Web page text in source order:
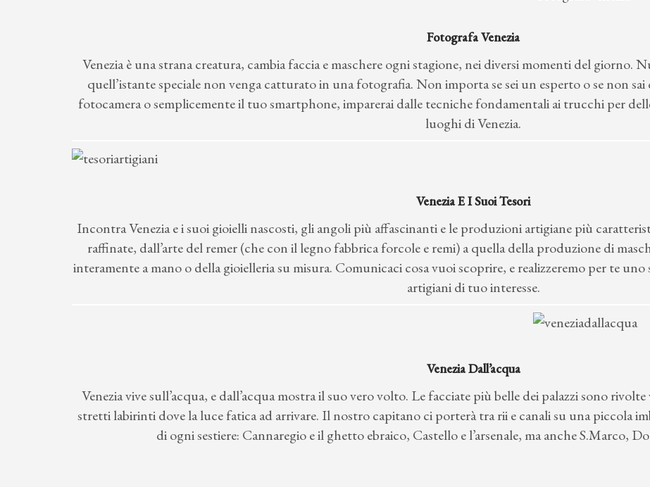
Fotografa Venezia
Venezia è una strana creatura, cambia faccia e maschere ogni stagione, nei diversi momenti del giorno.
quell’istante speciale non venga catturato in una fotografia. Non importa se sei un esperto o se non
fotocamera o semplicemente il tuo smartphone, imparerai dalle tecniche fondamentali ai trucchi per
luoghi di Venezia.
Venezia E I Suoi Tesori
Incontra Venezia e i suoi gioielli nascosti, gli angoli più affascinanti e le produzioni artigiane più
raffinate, dall’arte del remer (che con il legno fabbrica forcole e remi) a quella della produzione di
interamente a mano o della gioielleria su misura. Comunicaci cosa vuoi scoprire, e realizzeremo per te
artigiani di tuo interesse.
Venezia Dall’acqua
Venezia vive sull’acqua, e dall’acqua mostra il suo vero volto. Le facciate più belle dei palazzi sono
stretti labirinti dove la luce fatica ad arrivare. Il nostro capitano ci porterà tra rii e canali su una piccola
di ogni sestiere: Cannaregio e il ghetto ebraico, Castello e l’arsenale, ma anche S.Marco,